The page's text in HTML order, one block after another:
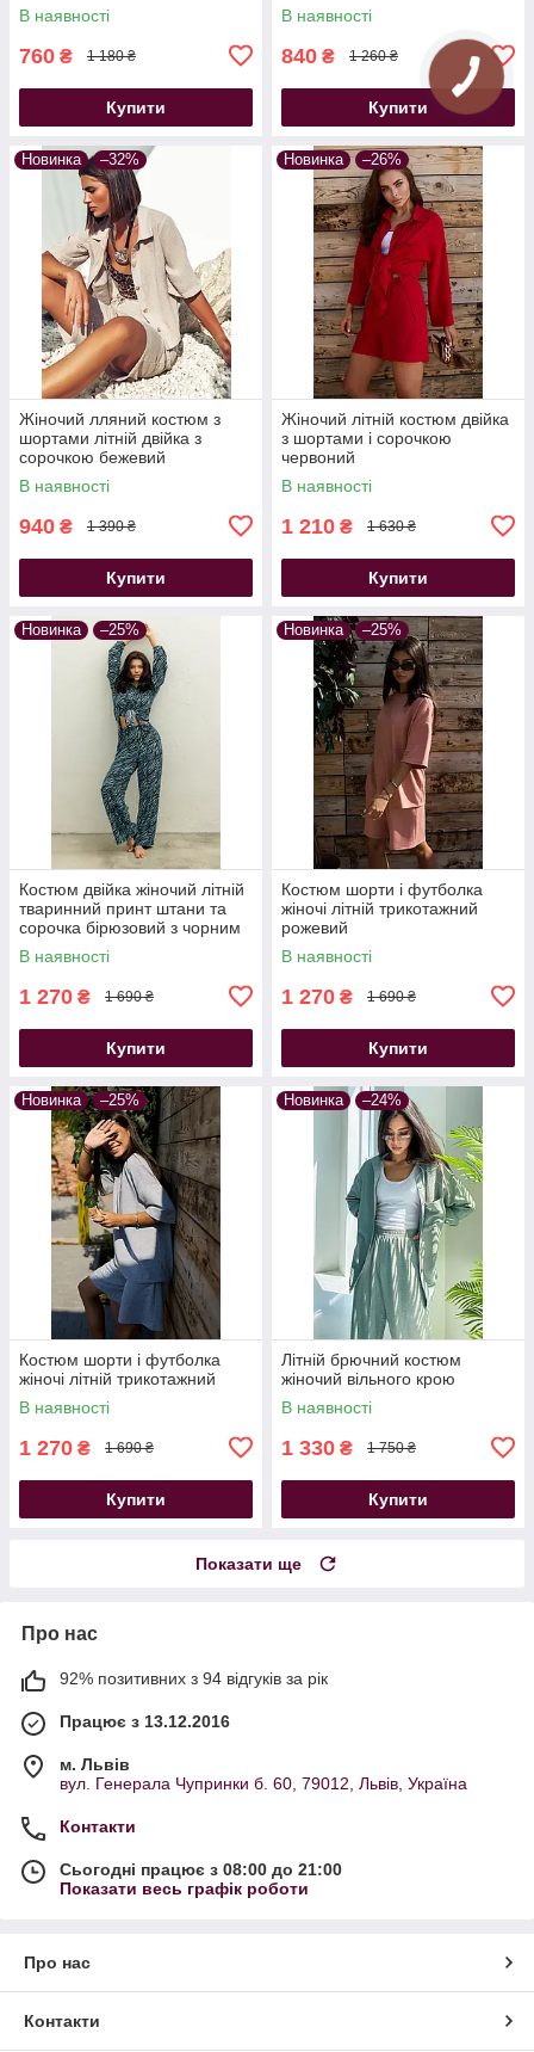
В наявності
760 ₴ 1 180 ₴
Купити
В наявності
840 ₴ 1 260 ₴
Купити
Новинка –32%
Жіночий лляний костюм з
шортами літній двійка з
сорочкою бежевий
В наявності
940 ₴ 1 390 ₴
Купити
Новинка –26%
Жіночий літній костюм двійка
з шортами і сорочкою
червоний
В наявності
1 210 ₴ 1 630 ₴
Купити
Новинка –25%
Костюм двійка жіночий літній
тваринний принт штани та
сорочка бірюзовий з чорним
В наявності
1 270 ₴ 1 690 ₴
Купити
Новинка –25%
Костюм шорти і футболка
жіночі літній трикотажний
рожевий
В наявності
1 270 ₴ 1 690 ₴
Купити
Новинка –25%
Костюм шорти і футболка
жіночі літній трикотажний
В наявності
1 270 ₴ 1 690 ₴
Купити
Новинка –24%
Літній брючний костюм
жіночий вільного крою
В наявності
1 330 ₴ 1 750 ₴
Купити
Показати ще
Про нас
92% позитивних з 94 відгуків за рік
Працює з 13.12.2016
м. Львів
вул. Генерала Чупринки б. 60, 79012, Львів, Україна
Контакти
Сьогодні працює з 08:00 до 21:00
Показати весь графік роботи
Про нас
Контакти